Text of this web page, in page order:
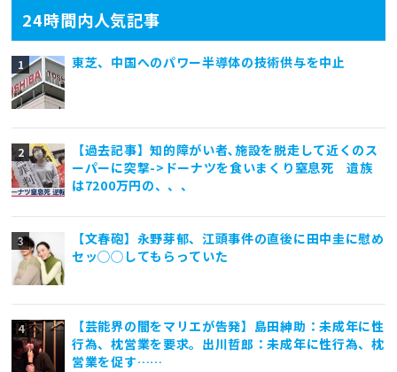
24時間内人気記事
東芝、中国へのパワー半導体の技術供与を中止
【過去記事】知的障がい者､施設を脱走して近くのス
ーパーに突撃->ドーナツを食いまくり窒息死 遺族
は7200万円の、、、
【文春砲】永野芽郁、江頭事件の直後に田中圭に慰め
セッ◯◯してもらっていた
【芸能界の闇をマリエが告発】島田紳助：未成年に性
行為、枕営業を要求。出川哲郎：未成年に性行為、枕
営業を促す……